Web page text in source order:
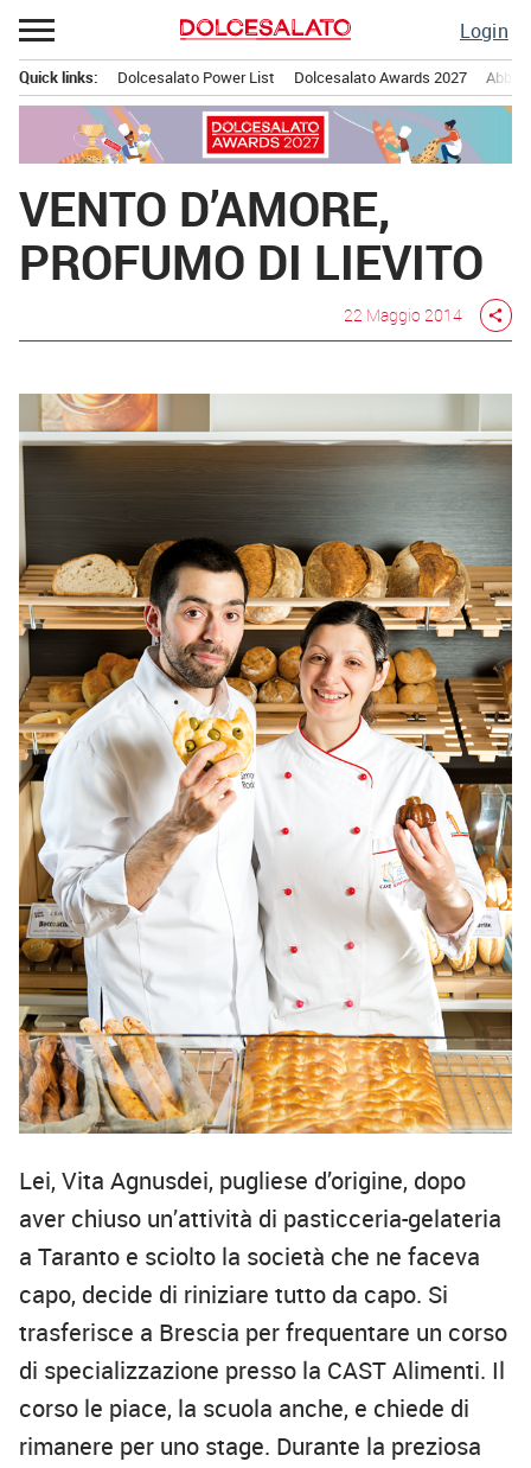
Passa
al
contenuto
Login
principale
Quick links: Dolcesalato Power List Dolcesalato Awards 2027
VENTO D’AMORE,
PROFUMO DI LIEVITO
22 Maggio 2014 share
Lei, Vita Agnusdei, pugliese d’origine, dopo
aver chiuso un’attività di pasticceria-gelateria
a Taranto e sciolto la società che ne faceva
capo, decide di riniziare tutto da capo. Si
trasferisce a Brescia per frequentare un corso
di specializzazione presso la CAST Alimenti. Il
corso le piace, la scuola anche, e chiede di
rimanere per uno stage. Durante la preziosa